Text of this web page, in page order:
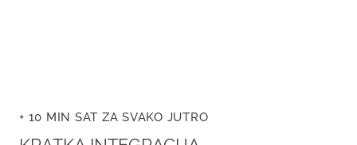
+ 10 MIN SAT ZA SVAKO JUTRO